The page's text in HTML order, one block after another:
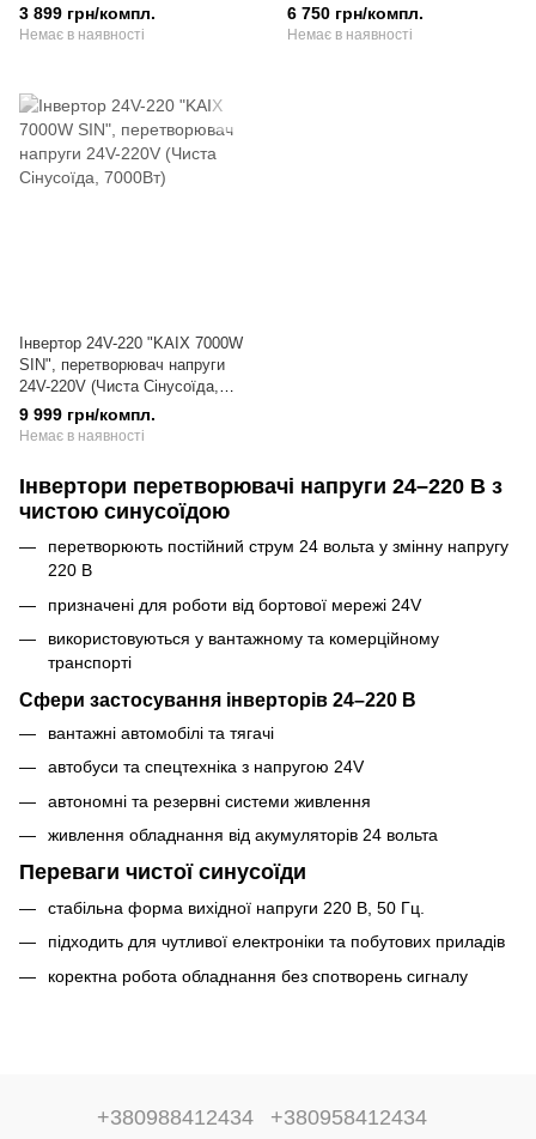
3000Вт)
3 899 грн/компл.
Немає в наявності
4500Вт)
6 750 грн/компл.
Немає в наявності
Інвертор 24V-220 "KAIX 7000W
SIN", перетворювач напруги
24V-220V (Чиста Сінусоїда,
7000Вт)
9 999 грн/компл.
Немає в наявності
Інвертори перетворювачі напруги 24–220 В з
чистою синусоїдою
перетворюють постійний струм 24 вольта у змінну напругу
220 В
призначені для роботи від бортової мережі 24V
використовуються у вантажному та комерційному
транспорті
Сфери застосування інверторів 24–220 В
вантажні автомобілі та тягачі
автобуси та спецтехніка з напругою 24V
автономні та резервні системи живлення
живлення обладнання від акумуляторів 24 вольта
Переваги чистої синусоїди
стабільна форма вихідної напруги 220 В, 50 Гц.
підходить для чутливої електроніки та побутових приладів
коректна робота обладнання без спотворень сигналу
+380988412434 +380958412434